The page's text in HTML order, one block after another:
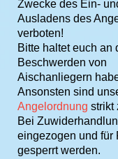
Zwecke des Ein-
Ausladens des
verboten!
Bitte haltet euch an
Beschwerden von
Aischanliegern
Ansonsten sind
Angelordnung strikt
Bei
eingezogen und für
gesperrt werden.